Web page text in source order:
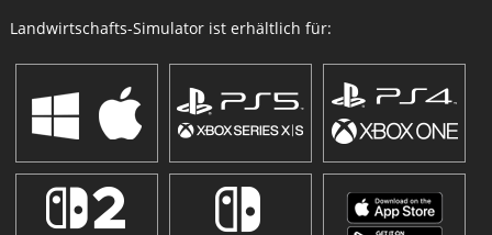
Landwirtschafts-Simulator ist erhältlich für: